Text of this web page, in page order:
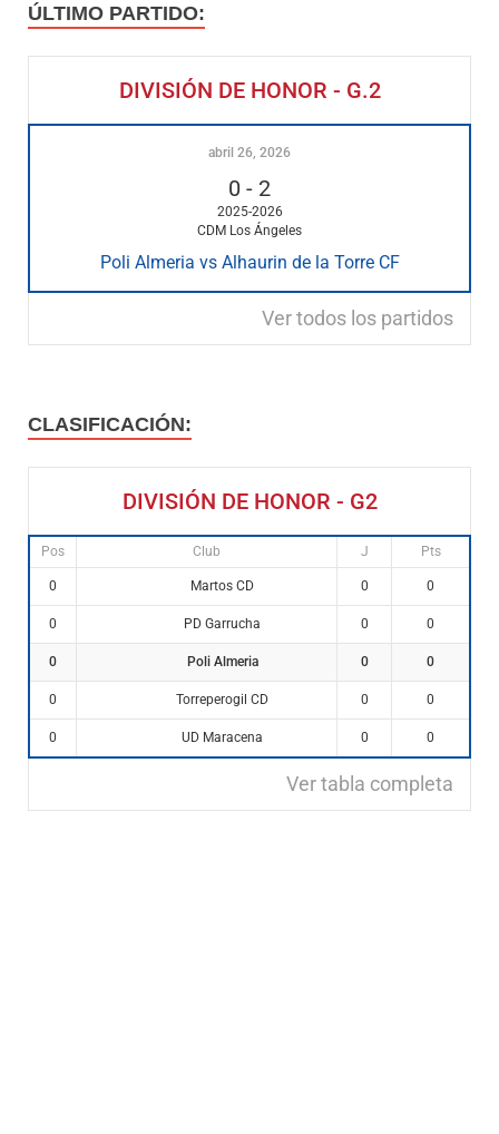
ÚLTIMO PARTIDO:
DIVISIÓN DE HONOR - G.2
abril 26, 2026
0 - 2
2025-2026
CDM Los Ángeles
Poli Almeria vs Alhaurin de la Torre CF
Ver todos los partidos
CLASIFICACIÓN:
DIVISIÓN DE HONOR - G2
Pos Club J Pts
0 Martos CD 0 0
0 PD Garrucha 0 0
0 Poli Almeria 0 0
0 Torreperogil CD 0 0
0 UD Maracena 0 0
Ver tabla completa